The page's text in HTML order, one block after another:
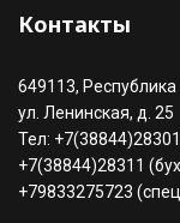
Контакты
649113,
ул. Ленинская, д. 25
Тел:
+7(38844)28311
+79833275723